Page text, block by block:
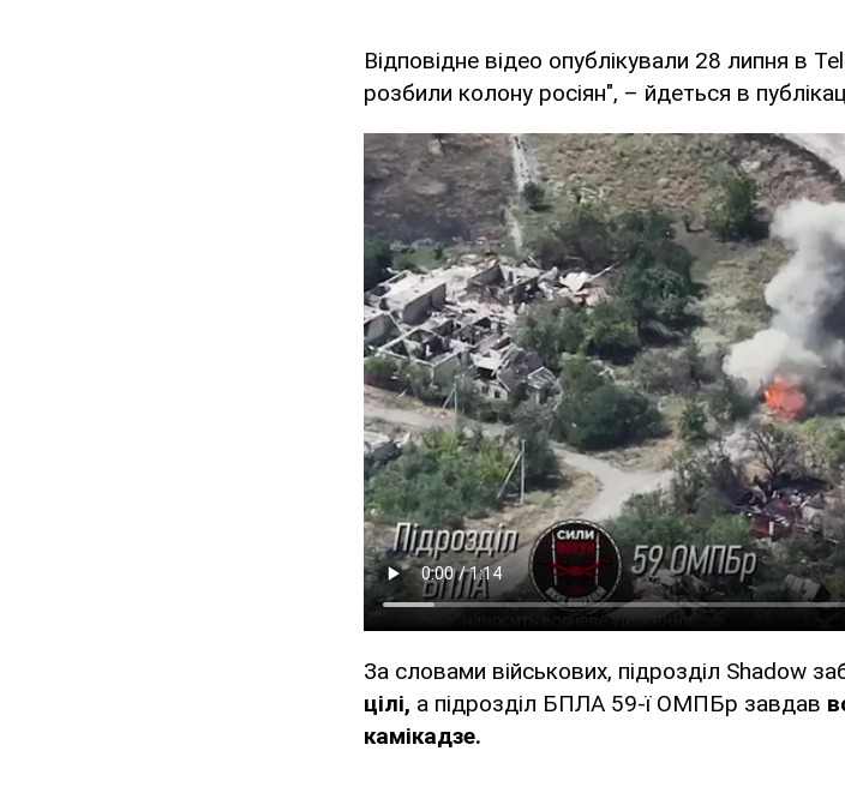
Відповідне відео опублікували 28 липня в
розбили колону росіян", – йдеться в
За словами військових, підрозділ Shadow
цілі, а підрозділ БПЛА 59-ї ОМПБр завдав
камікадзе.